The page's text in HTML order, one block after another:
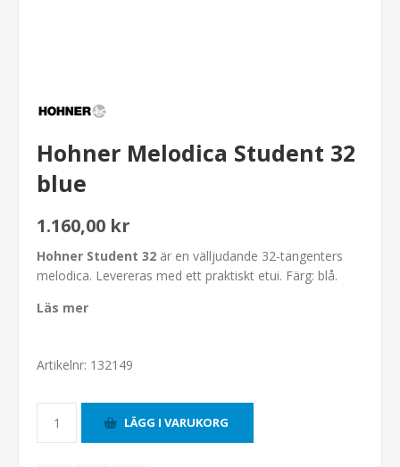
Hohner Melodica Student 32
blue
1.160,00 kr
Hohner Student 32 är en välljudande 32-tangenters
melodica. Levereras med ett praktiskt etui. Färg: blå.
Läs mer
Artikelnr: 132149